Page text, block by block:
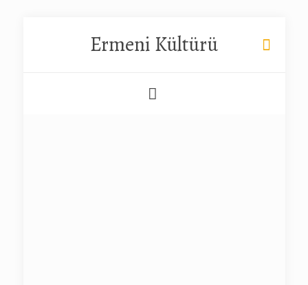
Ermeni Kültürü